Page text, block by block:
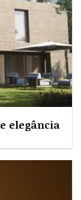
elegância